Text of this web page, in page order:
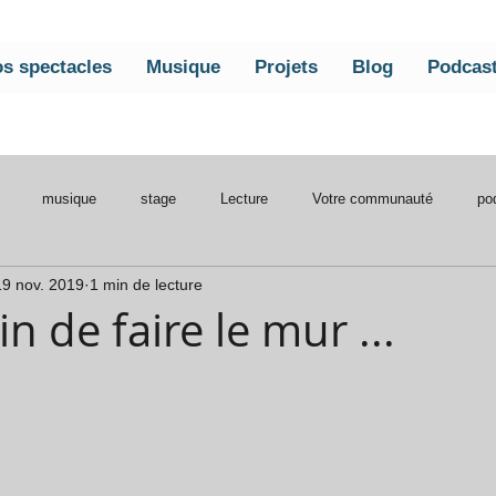
spectacles Musique Projets Blog
musique stage Lecture Votre communauté
l'eau
de faire le mur ...
nov. 2019 1 min de lecture
sur 5.